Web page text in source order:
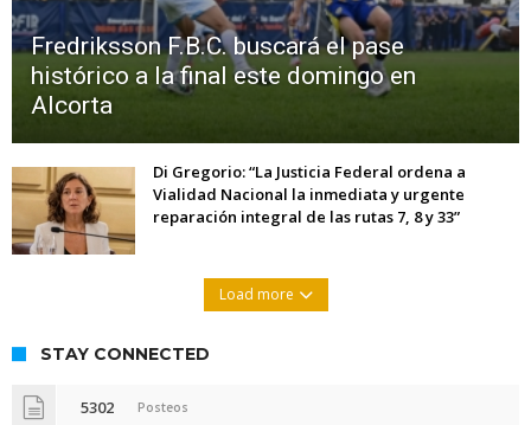
Fredriksson F.B.C. buscará el pase
histórico a la final este domingo en
Alcorta
Di Gregorio: “La Justicia Federal ordena a
Vialidad Nacional la inmediata y urgente
reparación integral de las rutas 7, 8 y 33”
Load more
STAY CONNECTED
5302 Posteos